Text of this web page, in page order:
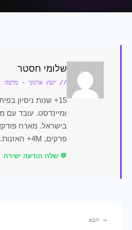
שלומי חסטר
// יועץ ארגוני · מרצה ·
15+ שנות ניסיון
ומיינדסט. עובד עם
פרקים, 4M+ האזנות.
💬 שלח הודעה ישירה
→ הבא